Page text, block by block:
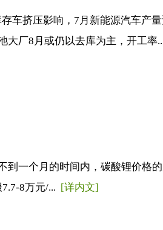
车挤压影响，7月新能源汽车产
大厂8月或仍以去库为主，开工率
一个月的时间内，碳酸锂价格
8万元/... [详内文]